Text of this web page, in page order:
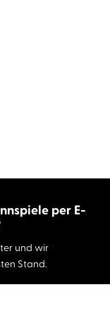
per E-
und wir
Stand.